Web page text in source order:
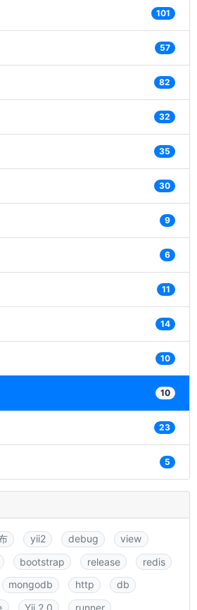
101
57
82
32
35
30
9
6
11
14
10
10
23
5
yii2 debug
view
bootstrap release
redis
mongodb http
db
Yii 2.0 runner